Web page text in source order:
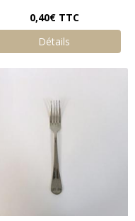
0,40€ TTC
Détails